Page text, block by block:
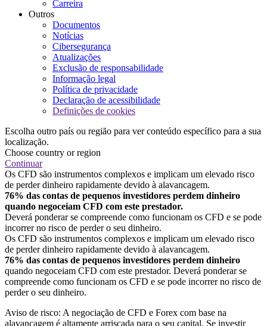
Carreira
Outros
Documentos
Notícias
Cibersegurança
Atualizações
Exclusão de responsabilidade
Informação legal
Política de privacidade
Declaração de acessibilidade
Definições de cookies
Escolha outro país ou região para ver conteúdo específico para a sua
localização.
Choose country or region
Continuar
Os CFD são instrumentos complexos e implicam um elevado risco
de perder dinheiro rapidamente devido à alavancagem.
76% das contas de pequenos investidores perdem dinheiro
quando negoceiam CFD com este prestador.
Deverá ponderar se compreende como funcionam os CFD e se pode
incorrer no risco de perder o seu dinheiro.
Os CFD são instrumentos complexos e implicam um elevado risco
de perder dinheiro rapidamente devido à alavancagem.
76% das contas de pequenos investidores perdem dinheiro
quando negoceiam CFD com este prestador. Deverá ponderar se
compreende como funcionam os CFD e se pode incorrer no risco de
perder o seu dinheiro.
Aviso de risco: A negociação de CFD e Forex com base na
alavancagem é altamente arriscada para o seu capital. Se investir